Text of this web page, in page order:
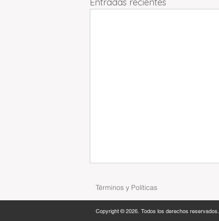
Términos y Políticas
Copyright © 2026. Todos los derechos reservados.